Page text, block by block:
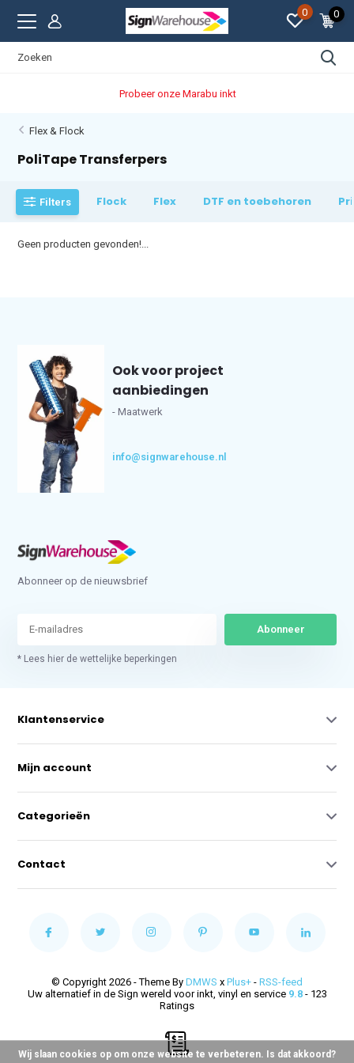
0 0
Probeer onze Marabu inkt
Flex & Flock
PoliTape Transferpers
Filters Flock Flex DTF en toebehoren
Geen producten gevonden!...
Ook voor project
aanbiedingen
- Maatwerk
info@signwarehouse.nl
Abonneer op de nieuwsbrief
Abonneer
* Lees hier de wettelijke beperkingen
Klantenservice
Mijn account
Categorieën
Contact
© Copyright 2026 - Theme By DMWS x Plus+ - RSS-feed
Uw alternatief in de Sign wereld voor inkt, vinyl en service 9.8- 123
Ratings
Wij slaan cookies op om onze website te verbeteren. Is dat akkoord?